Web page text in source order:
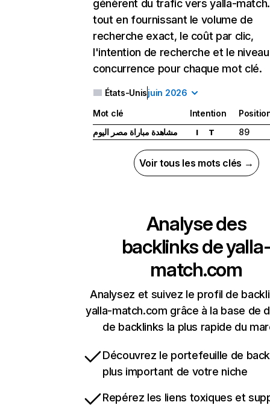
génèrent du trafic vers yalla-
tout en fournissant le volume de
recherche exact, le coût par clic,
l'intention de recherche et le
concurrence pour chaque mot clé.
États-Unisjuin 2026
Mot clé Intention
مشاهدة مباراة مصر اليوم
I T 89
Voir tous les mots clés →
Analyse des
backlinks de
match.com
Analysez et suivez le profil de
yalla-match.com grâce à la base de
de backlinks la plus rapide du
Découvrez le portefeuille de
plus important de votre niche
Repérez les liens toxiques et